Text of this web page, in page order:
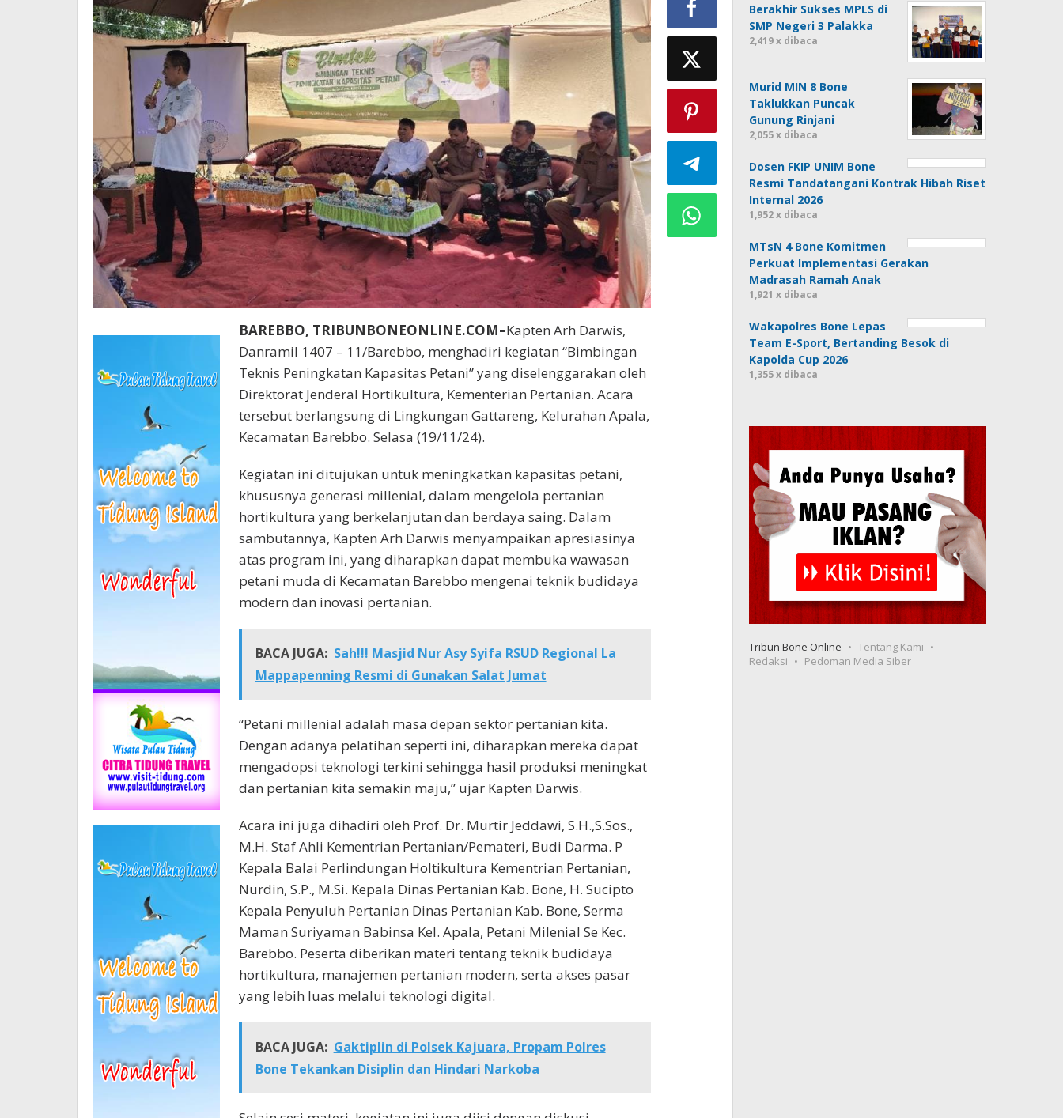
BAREBBO, TRIBUNBONEONLINE.COM–Kapten Arh Darwis,
Danramil 1407 – 11/Barebbo, menghadiri kegiatan “Bimbingan
Teknis Peningkatan Kapasitas Petani” yang diselenggarakan oleh
Direktorat Jenderal Hortikultura, Kementerian Pertanian. Acara
tersebut berlangsung di Lingkungan Gattareng, Kelurahan Apala,
Kecamatan Barebbo. Selasa (19/11/24).
Kegiatan ini ditujukan untuk meningkatkan kapasitas petani,
khususnya generasi millenial, dalam mengelola pertanian
hortikultura yang berkelanjutan dan berdaya saing. Dalam
sambutannya, Kapten Arh Darwis menyampaikan apresiasinya
atas program ini, yang diharapkan dapat membuka wawasan
petani muda di Kecamatan Barebbo mengenai teknik budidaya
modern dan inovasi pertanian.
BACA JUGA: Sah!!! Masjid Nur Asy Syifa RSUD Regional La
Mappapenning Resmi di Gunakan Salat Jumat
“Petani millenial adalah masa depan sektor pertanian kita.
Dengan adanya pelatihan seperti ini, diharapkan mereka dapat
mengadopsi teknologi terkini sehingga hasil produksi meningkat
dan pertanian kita semakin maju,” ujar Kapten Darwis.
Acara ini juga dihadiri oleh Prof. Dr. Murtir Jeddawi, S.H.,S.Sos.,
M.H. Staf Ahli Kementrian Pertanian/Pemateri, Budi Darma. P
Kepala Balai Perlindungan Holtikultura Kementrian Pertanian,
Nurdin, S.P., M.Si. Kepala Dinas Pertanian Kab. Bone, H. Sucipto
Kepala Penyuluh Pertanian Dinas Pertanian Kab. Bone, Serma
Maman Suriyaman Babinsa Kel. Apala, Petani Milenial Se Kec.
Barebbo. Peserta diberikan materi tentang teknik budidaya
hortikultura, manajemen pertanian modern, serta akses pasar
yang lebih luas melalui teknologi digital.
BACA JUGA: Gaktiplin di Polsek Kajuara, Propam Polres
Bone Tekankan Disiplin dan Hindari Narkoba
Berakhir Sukses MPLS di
SMP Negeri 3 Palakka
2,419 x dibaca
Murid MIN 8 Bone
Taklukkan Puncak
Gunung Rinjani
2,055 x dibaca
Dosen FKIP UNIM Bone
Resmi Tandatangani Kontrak Hibah Riset
Internal 2026
1,952 x dibaca
MTsN 4 Bone Komitmen
Perkuat Implementasi Gerakan
Madrasah Ramah Anak
1,921 x dibaca
Wakapolres Bone Lepas
Team E-Sport, Bertanding Besok di
Kapolda Cup 2026
1,355 x dibaca
Tribun Bone Online
Tentang Kami
Redaksi
Pedoman Media Siber